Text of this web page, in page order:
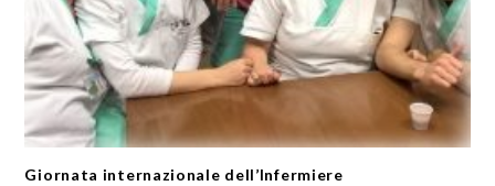
Giornata internazionale dell’Infermiere